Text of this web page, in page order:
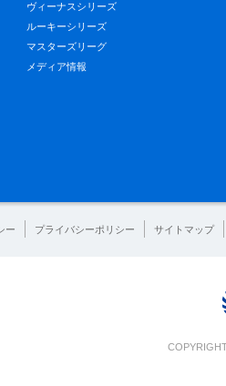
ヴィーナスシリーズ
ルーキーシリーズ
マスターズリーグ
メディア情報
ー プライバシーポリシー サイトマップ